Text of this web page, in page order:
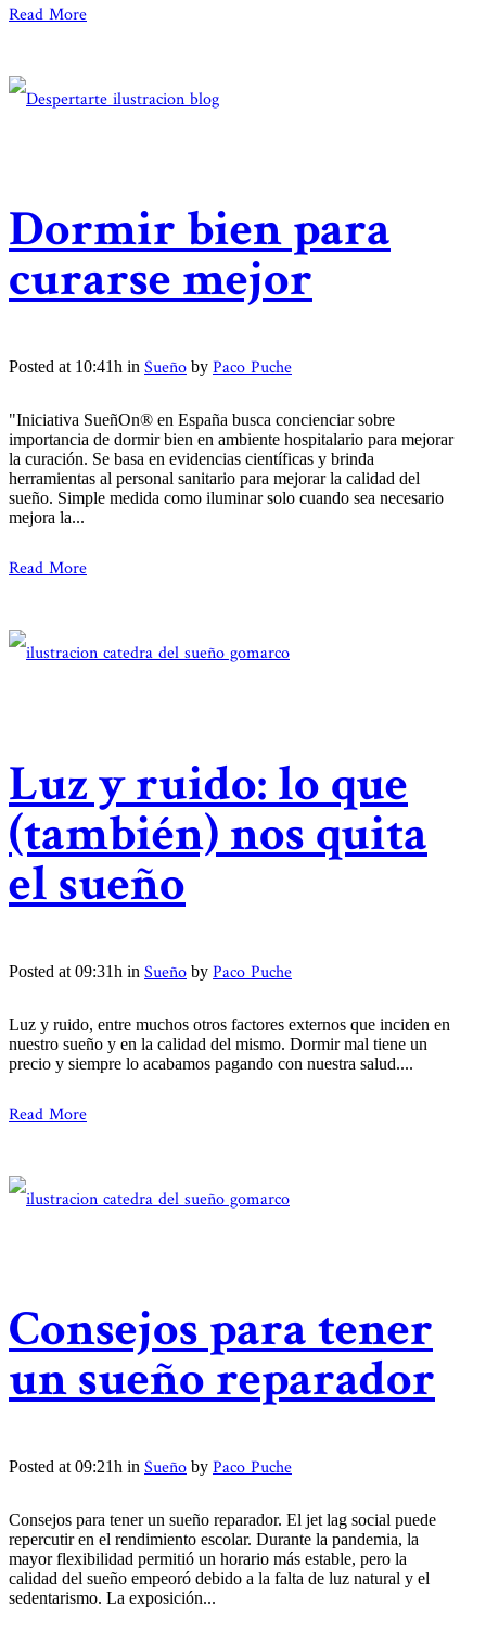
Read More
Dormir bien para
curarse mejor
Posted at 10:41h in Sueño by Paco Puche
"Iniciativa SueñOn® en España busca concienciar sobre
importancia de dormir bien en ambiente hospitalario para mejorar
la curación. Se basa en evidencias científicas y brinda
herramientas al personal sanitario para mejorar la calidad del
sueño. Simple medida como iluminar solo cuando sea necesario
mejora la...
Read More
Luz y ruido: lo que
(también) nos quita
el sueño
Posted at 09:31h in Sueño by Paco Puche
Luz y ruido, entre muchos otros factores externos que inciden en
nuestro sueño y en la calidad del mismo. Dormir mal tiene un
precio y siempre lo acabamos pagando con nuestra salud....
Read More
Consejos para tener
un sueño reparador
Posted at 09:21h in Sueño by Paco Puche
Consejos para tener un sueño reparador. El jet lag social puede
repercutir en el rendimiento escolar. Durante la pandemia, la
mayor flexibilidad permitió un horario más estable, pero la
calidad del sueño empeoró debido a la falta de luz natural y el
sedentarismo. La exposición...